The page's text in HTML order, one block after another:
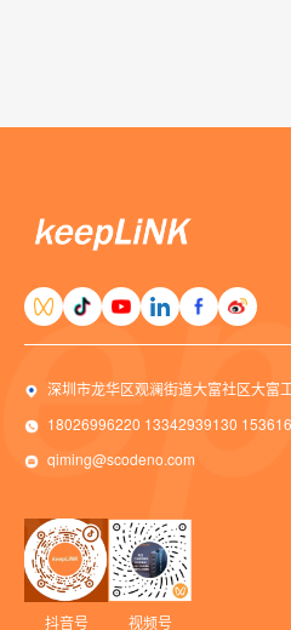
深圳市龙华区观澜街道大富社区大富
18026996220 13342939130
qiming@scodeno.com
抖音号 视频号